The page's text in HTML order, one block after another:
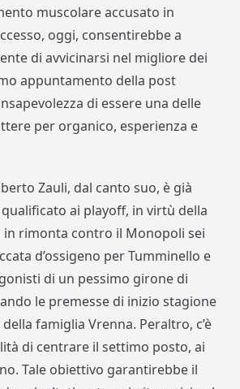
muscolare accusato in
oggi, consentirebbe a
di avvicinarsi nel migliore dei
appuntamento della post
di essere una delle
per organico, esperienza e
Zauli, dal canto suo, è già
ai playoff, in virtù della
rimonta contro il Monopoli sei
d’ossigeno per Tumminello e
di un pessimo girone di
le premesse di inizio stagione
famiglia Vrenna. Peraltro, c’è
di centrare il settimo posto, ai
Tale obiettivo garantirebbe il